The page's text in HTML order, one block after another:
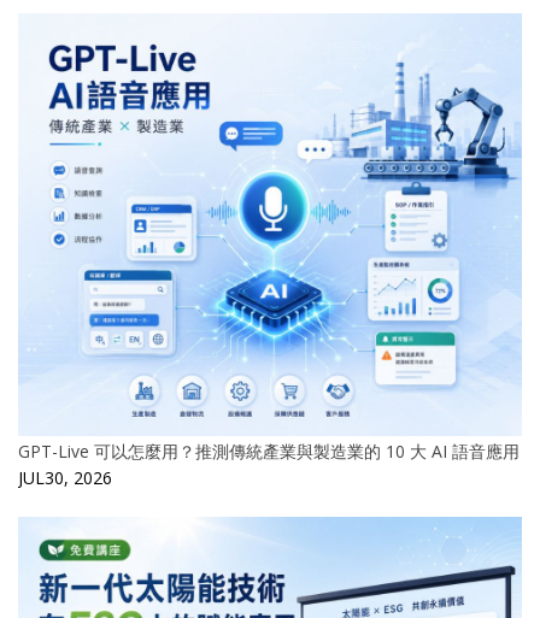
GPT-Live 可以怎麼用？推測傳統產業與製造業的 10 大 AI 語音應用
JUL30, 2026